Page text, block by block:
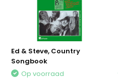
Ed & Steve, Country
Songbook
Op voorraad